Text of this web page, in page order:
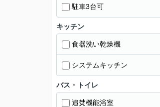
駐車3台可
キッチン
食器洗い乾燥機
システムキッチン
バス・トイレ
追焚機能浴室